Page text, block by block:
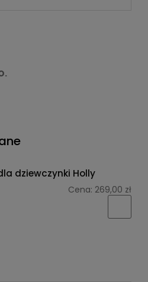
dziewczynki Holly
Cena: 269,00 zł